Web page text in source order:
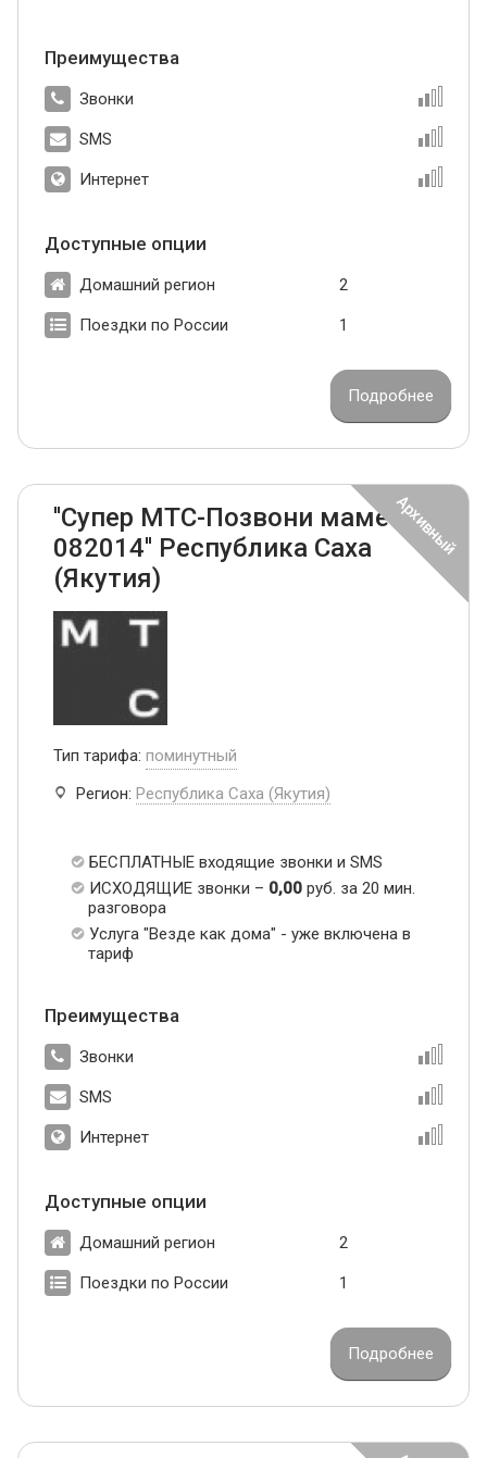
Преимущества
Звонки
SMS
Интернет
Доступные опции
Домашний регион 2
Поездки по России 1
Подробнее
''Супер МТС-Позвони маме
082014'' Республика Саха
(Якутия)
Тип тарифа: поминутный
Регион: Республика Саха (Якутия)
БЕСПЛАТНЫЕ входящие звонки и SMS
ИСХОДЯЩИЕ звонки – 0,00 руб. за 20 мин.
разговора
Услуга "Везде как дома" - уже включена в
тариф
Преимущества
Звонки
SMS
Интернет
Доступные опции
Домашний регион 2
Поездки по России 1
Подробнее